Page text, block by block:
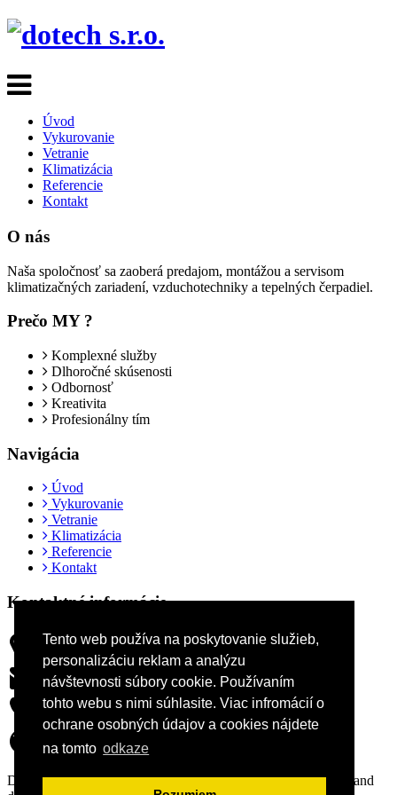
Tento web používa na poskytovanie služieb,
personalizáciu reklam a analýzu
návštevnosti súbory cookie. Používaním
tohto webu s nimi súhlasite. Viac infromácií o
ochrane osobných údajov a cookies nájdete
na tomto odkaze
Úvod
Vykurovanie
Vetranie
Klimatizácia
Referencie
Kontakt
O nás
Naša spoločnosť sa zaoberá predajom, montážou a servisom
klimatizačných zariadení, vzduchotechniky a tepelných čerpadiel.
Prečo MY ?
Komplexné služby
Dlhoročné skúsenosti
Odbornosť
Kreativita
Profesionálny tím
Navigácia
Úvod
Vykurovanie
Vetranie
Klimatizácia
Referencie
Kontakt
Kontaktné informácie
Predmestská 90, 010 01 Žilina
info@dotech.sk
+421 907 102 884
dotech.sk
Dotech s.r.o. © 2026. Všetky práva vyhradené. Development and